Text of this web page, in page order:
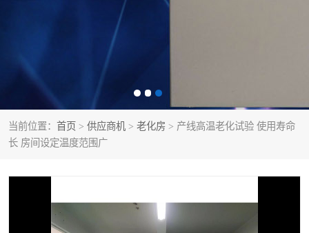
当前位置： 首页 > 供应商机 > 老化房 > 产线高温老化试验 使用寿命
长 房间设定温度范围广